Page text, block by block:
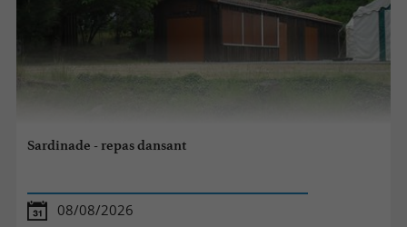
Sardinade - repas dansant
08/08/2026